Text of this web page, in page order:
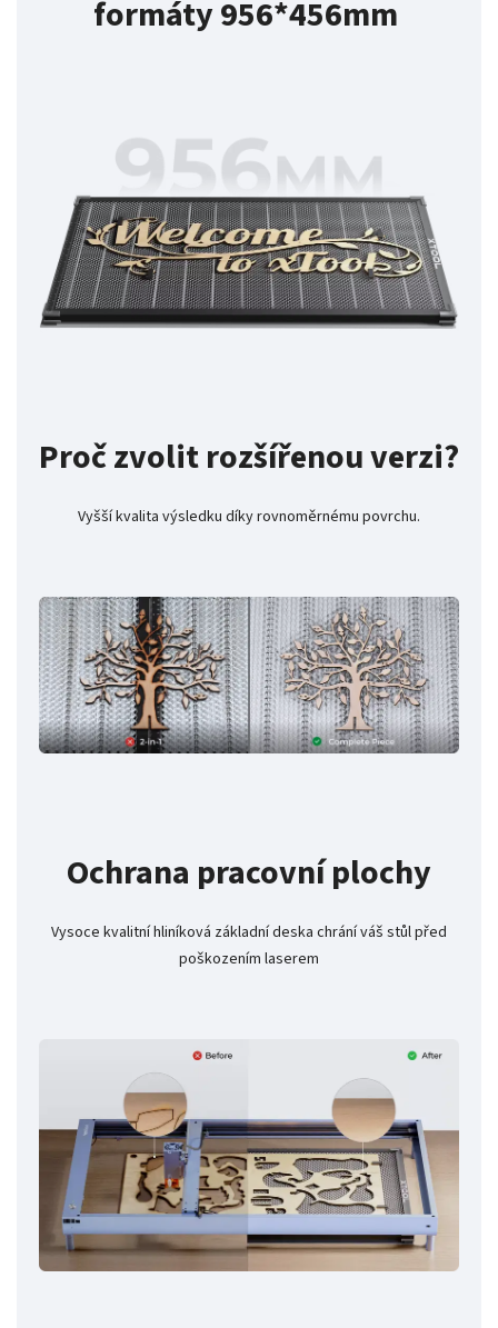
formáty 956*456mm
Proč zvolit rozšířenou verzi?
Vyšší kvalita výsledku díky rovnoměrnému povrchu.
Ochrana pracovní plochy
Vysoce kvalitní hliníková základní deska chrání váš stůl před
poškozením laserem